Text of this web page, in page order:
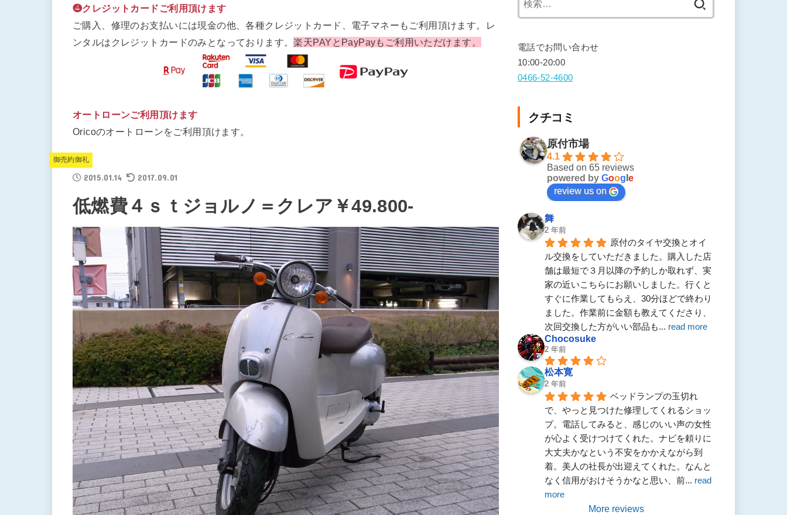
❹クレジットカードご利用頂けます
ご購入、修理のお支払いには現金の他、各種クレジットカード、電子マネーもご利用頂けます。レ
ンタルはクレジットカードのみとなっております。楽天PAYとPayPayもご利用いただけます。
オートローンご利用頂けます
Oricoのオートローンをご利用頂けます。
御売約御礼
2015.01.14 2017.09.01
低燃費４ｓｔジョルノ＝クレア￥49.800-
電話でお問い合わせ
10:00-20:00
0466-52-4600
クチコミ
原付市場
4.1
Based on 65 reviews
powered by Goog e
review us on
舞
2 年前
原付のタイヤ交換とオイ
ル交換をしていただきました。購入した店
舗は最短で３月以降の予約しか取れず、実
家の近いこちらにお願いしました。行くと
すぐに作業してもらえ、30分ほどで終わり
ました。作業前に金額も教えてくださり、
次回交換した方がいい部品も... read more
Chocosuke
2 年前
松本寛
2 年前
ベッドランプの玉切れ
で、やっと見つけた修理してくれるショッ
プ。電話してみると、感じのいい声の女性
が心よく受けつけてくれた。ナビを頼りに
大丈夫かなという不安をかかえながら到
着。美人の社長が出迎えてくれた。なんと
なく信用がおけそうかなと思い、前... read
more
More reviews